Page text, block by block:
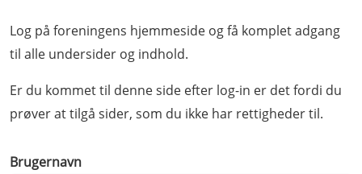
Log på foreningens hjemmeside og få komplet adgang
til alle undersider og indhold.
Er du kommet til denne side efter log-in er det fordi du
prøver at tilgå sider, som du ikke har rettigheder til.
Brugernavn